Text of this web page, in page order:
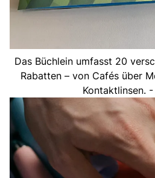
Das Büchlein umfasst 20
Rabatten – von Cafés über
Kontaktlinsen.